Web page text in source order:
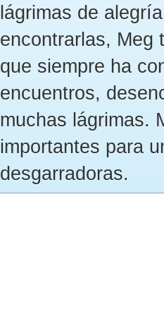
lágrimas de
encontrarlas, Meg
que siempre ha
encuentros,
muchas lágrimas.
importantes para
desgarradoras.